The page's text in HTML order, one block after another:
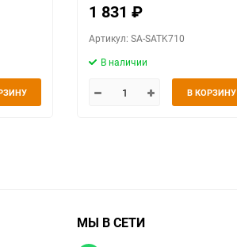
1 831 ₽
Артикул: SA-SATK710
В наличии
В КОРЗИНУ
МЫ В СЕТИ